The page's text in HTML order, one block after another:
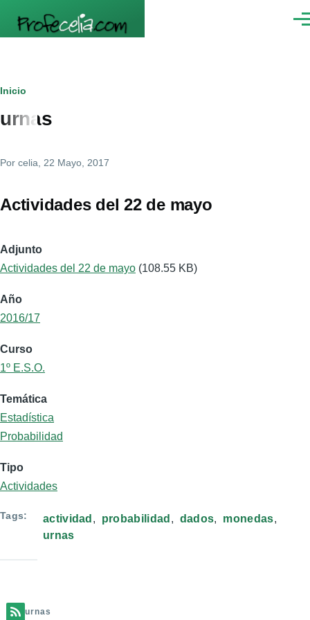
Ruta
de
Inicio
urnas
Por celia , 22 Mayo, 2017
Actividades del 22 de mayo
Adjunto
Actividades del 22 de mayo (108.55 KB)
Año
2016/17
Curso
1º E.S.O.
Temática
Estadística
Probabilidad
Tipo
Actividades
Tags actividad probabilidad dados
monedas
urnas
urnas